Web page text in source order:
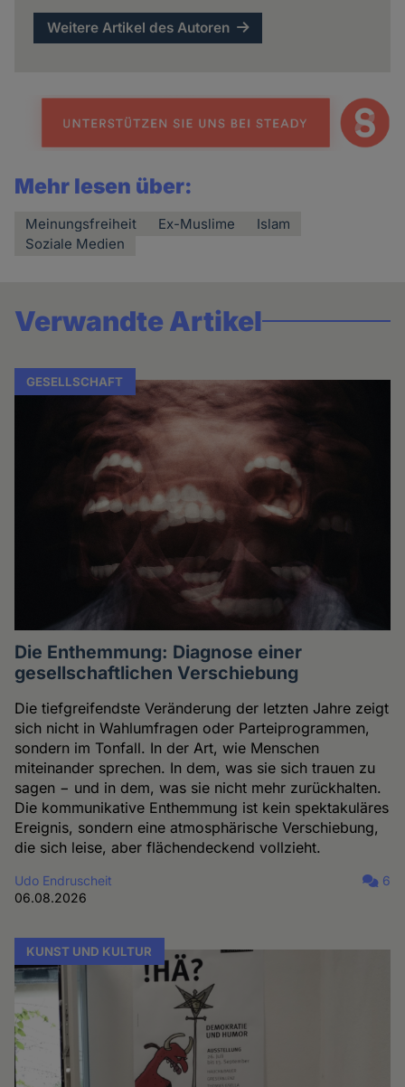
Weitere Artikel des Autoren
Mehr lesen über:
Meinungsfreiheit Ex-Muslime
Islam
Soziale Medien
Verwandte Artikel
GESELLSCHAFT
Die Enthemmung: Diagnose einer
gesellschaftlichen Verschiebung
Die tiefgreifendste Veränderung der letzten Jahre zeigt
sich nicht in Wahlumfragen oder Parteiprogrammen,
sondern im Tonfall. In der Art, wie Menschen
miteinander sprechen. In dem, was sie sich trauen zu
sagen − und in dem, was sie nicht mehr zurückhalten.
Die kommunikative Enthemmung ist kein spektakuläres
Ereignis, sondern eine atmosphärische Verschiebung,
die sich leise, aber flächendeckend vollzieht.
Udo Endruscheit
06.08.2026
6
KUNST UND KULTUR